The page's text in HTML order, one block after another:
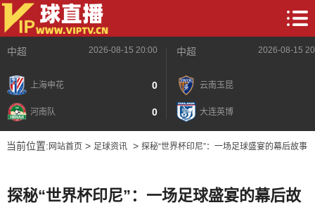
中超 2026-08-15 20:00
上海申花 0
河南队 0
中超 2026-08-15
云南玉昆
大连英博
当前位置: 网站首页> 足球资讯> 探秘“世界杯印尼”：一场足球盛宴的幕后故事
探秘“世界杯印尼”：一场足球盛宴的幕后故